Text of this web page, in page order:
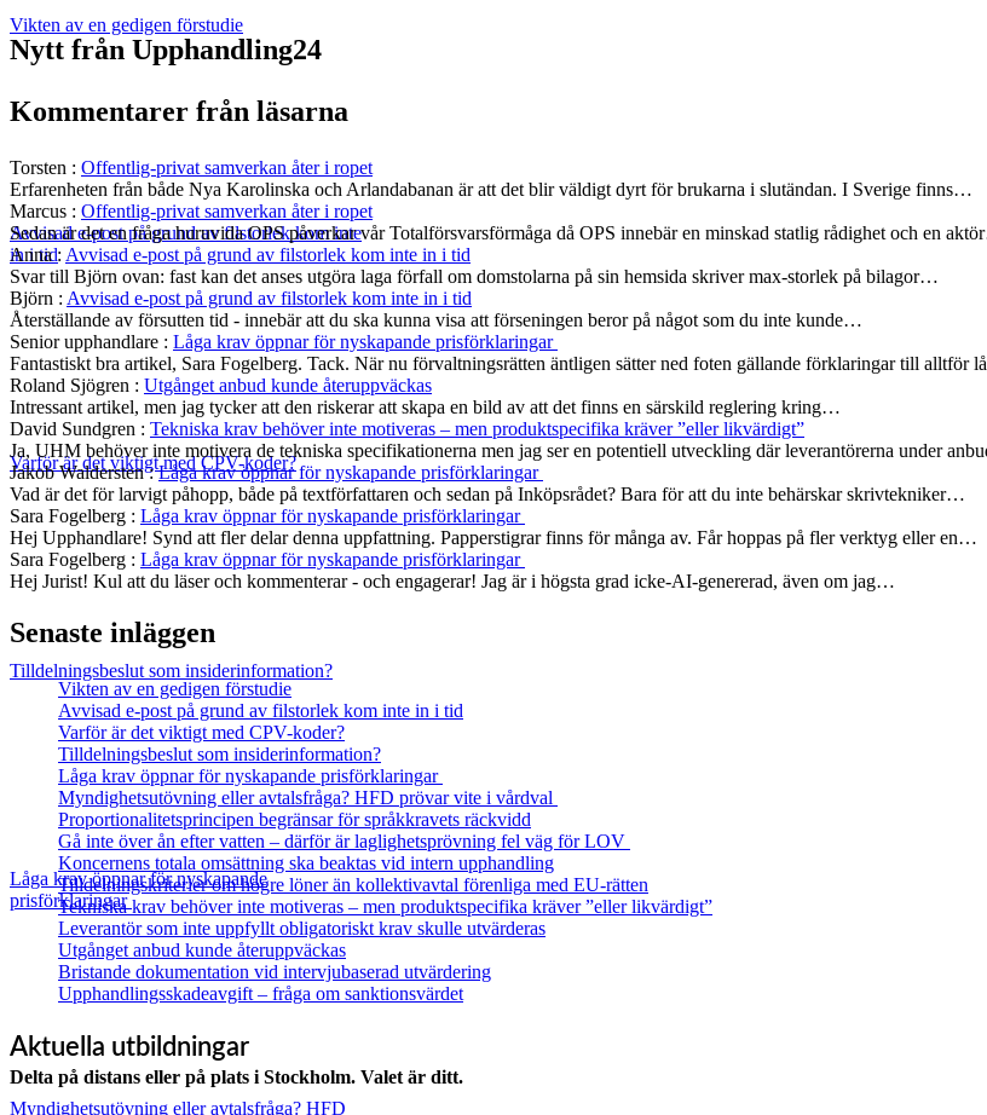
Vikten av en gedigen förstudie
Avvisad e-post på grund av filstorlek kom inte
in i tid
Varför är det viktigt med CPV-koder?
Tilldelningsbeslut som insiderinformation?
Låga krav öppnar för nyskapande
prisförklaringar
Myndighetsutövning eller avtalsfråga? HFD
Nytt från Upphandling24
Kommentarer från läsarna
Torsten : Offentlig-privat samverkan åter i ropet
Erfarenheten från både Nya Karolinska och Arlandabanan är att det blir väldigt dyrt för brukarna i slutändan. I Sverige finns…
Marcus : Offentlig-privat samverkan åter i ropet
Sedan är det en fråga huruvida OPS påverkar vår Totalförsvarsförmåga då OPS innebär en minskad statlig rådighet och en
Anna: Avvisad e-post på grund av filstorlek kom inte in i tid
Svar till Björn ovan: fast kan det anses utgöra laga förfall om domstolarna på sin hemsida skriver max-storlek på bilagor…
Björn : Avvisad e-post på grund av filstorlek kom inte in i tid
Återställande av försutten tid - innebär att du ska kunna visa att förseningen beror på något som du inte kunde…
Senior upphandlare : Låga krav öppnar för nyskapande prisförklaringar
Fantastiskt bra artikel, Sara Fogelberg. Tack. När nu förvaltningsrätten äntligen sätter ned foten gällande förklaringar till alltför
Roland Sjögren : Utgånget anbud kunde återuppväckas
Intressant artikel, men jag tycker att den riskerar att skapa en bild av att det finns en särskild reglering kring…
David Sundgren : Tekniska krav behöver inte motiveras – men produktspecifika kräver ”eller likvärdigt”
Ja, UHM behöver inte motivera de tekniska specifikationerna men jag ser en potentiell utveckling där leverantörerna under
Jakob Waldersten:Låga krav öppnar för nyskapande prisförklaringar
Vad är det för larvigt påhopp, både på textförfattaren och sedan på Inköpsrådet? Bara för att du inte behärskar skrivtekniker…
Sara Fogelberg : Låga krav öppnar för nyskapande prisförklaringar
Hej Upphandlare! Synd att fler delar denna uppfattning. Papperstigrar finns för många av. Får hoppas på fler verktyg eller en…
Sara Fogelberg : Låga krav öppnar för nyskapande prisförklaringar
Hej Jurist! Kul att du läser och kommenterar - och engagerar! Jag är i högsta grad icke-AI-genererad, även om jag…
Senaste inläggen
Vikten av en gedigen förstudie
Avvisad e-post på grund av filstorlek kom inte in i tid
Varför är det viktigt med CPV-koder?
Tilldelningsbeslut som insiderinformation?
Låga krav öppnar för nyskapande prisförklaringar
Myndighetsutövning eller avtalsfråga? HFD prövar vite i vårdval
Proportionalitetsprincipen begränsar för språkkravets räckvidd
Gå inte över ån efter vatten – därför är laglighetsprövning fel väg för LOV
Koncernens totala omsättning ska beaktas vid intern upphandling
Tilldelningskriterier om högre löner än kollektivavtal förenliga med EU‑rätten
Tekniska krav behöver inte motiveras – men produktspecifika kräver ”eller likvärdigt”
Leverantör som inte uppfyllt obligatoriskt krav skulle utvärderas
Utgånget anbud kunde återuppväckas
Bristande dokumentation vid intervjubaserad utvärdering
Upphandlingsskadeavgift – fråga om sanktionsvärdet
Aktuella utbildningar
Delta på distans eller på plats i Stockholm. Valet är ditt.